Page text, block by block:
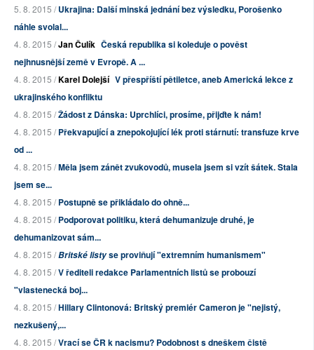
5. 8. 2015 /Ukrajina: Další minská jednání bez výsledku, Porošenko
náhle svolal...
4. 8. 2015 /Jan Čulík Česká republika si koleduje o pověst
nejhnusnější země v Evropě. A ...
4. 8. 2015 /Karel Dolejší V přespříští pětiletce, aneb Americká lekce z
ukrajinského konfliktu
4. 8. 2015 /Žádost z Dánska: Uprchlíci, prosíme, přijďte k nám!
4. 8. 2015 /Překvapující a znepokojující lék proti stárnutí: transfuze krve
od ...
4. 8. 2015 /Měla jsem zánět zvukovodů, musela jsem si vzít šátek. Stala
jsem se...
4. 8. 2015 /Postupně se přikládalo do ohně...
4. 8. 2015 /Podporovat politiku, která dehumanizuje druhé, je
dehumanizovat sám...
4. 8. 2015 /Britské listyse proviňují "extremním humanismem"
4. 8. 2015 /V řediteli redakce Parlamentních listů se probouzí
"vlastenecká boj...
4. 8. 2015 /Hillary Clintonová: Britský premiér Cameron je "nejistý,
nezkušený,...
4. 8. 2015 /Vrací se ČR k nacismu? Podobnost s dneškem čistě